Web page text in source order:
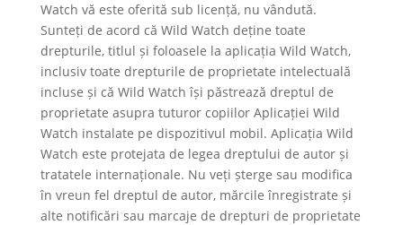
Watch vă este oferită sub licență, nu vândută.
Sunteți de acord că Wild Watch deține toate
drepturile, titlul și foloasele la aplicația Wild Watch,
inclusiv toate drepturile de proprietate intelectuală
incluse și că Wild Watch își păstrează dreptul de
proprietate asupra tuturor copiilor Aplicației Wild
Watch instalate pe dispozitivul mobil. Aplicația Wild
Watch este protejata de legea dreptului de autor și
tratatele internaționale. Nu veți șterge sau modifica
în vreun fel dreptul de autor, mărcile înregistrate și
alte notificări sau marcaje de drepturi de proprietate